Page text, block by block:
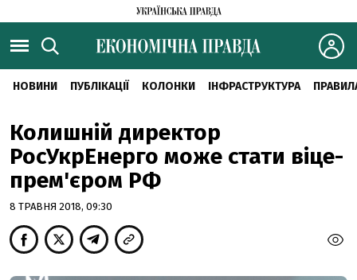
НОВИНИ ПУБЛІКАЦІЇ КОЛОНКИ ІНФРАСТРУКТУРА
Колишній директор
РосУкрЕнерго може стати віце-
прем'єром РФ
8 ТРАВНЯ 2018, 09:30